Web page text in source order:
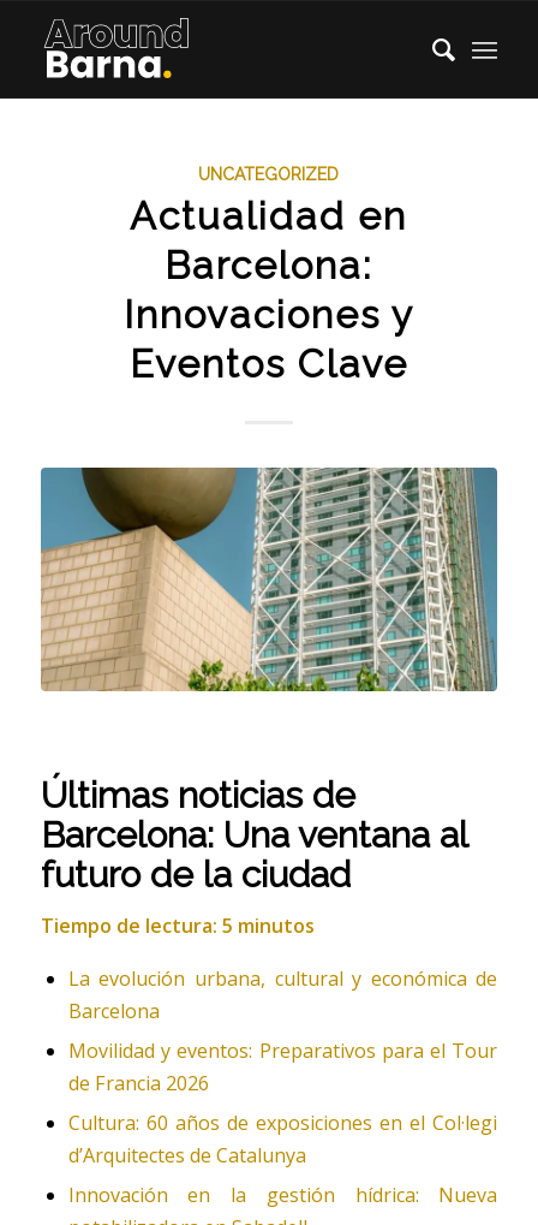
UNCATEGORIZED
Actualidad en
Barcelona:
Innovaciones y
Eventos Clave
Últimas noticias de
Barcelona: Una ventana al
futuro de la ciudad
Tiempo de lectura: 5 minutos
La evolución urbana, cultural y económica de
Barcelona
Movilidad y eventos: Preparativos para el Tour
de Francia 2026
Cultura: 60 años de exposiciones en el Col·legi
d’Arquitectes de Catalunya
Innovación en la gestión hídrica: Nueva